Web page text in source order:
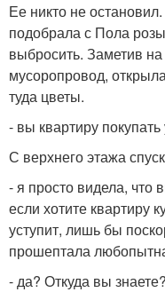
Ее никто не
подобрала с Пола
выбросить. Заметив на
мусоропровод,
туда цветы.
- вы квартиру покупать
С верхнего этажа
- я просто видела, что
если хотите квартиру
уступит, лишь бы
прошептала
- да? Откуда вы знаете?